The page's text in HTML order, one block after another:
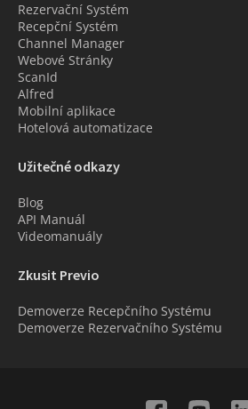
Rezervační Systém
Recepční Systém
Channel Manager
Webové Stránky
ScanId
Alfred
Mobilní aplikace
Hotelová automatizace
Užitečné odkazy
Blog
API Manuál
Videomanuály
Zkusit Previo
Demoverze Recepčního Systému
Demoverze Rezervačního Systému